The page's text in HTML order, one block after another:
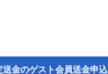
送金のゲスト会員送金申込